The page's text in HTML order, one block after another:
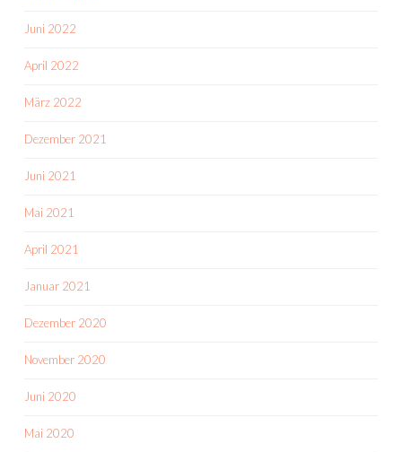
Juni 2022
April 2022
März 2022
Dezember 2021
Juni 2021
Mai 2021
April 2021
Januar 2021
Dezember 2020
November 2020
Juni 2020
Mai 2020